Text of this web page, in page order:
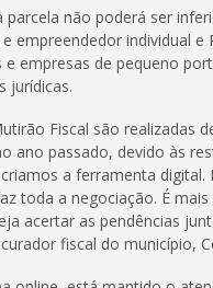
parcela não poderá ser
empreendedor individual e
empresas de pequeno
jurídicas.
Fiscal são realizadas
ano passado, devido às
a ferramenta digital.
toda a negociação. É
acertar as pendências
fiscal do município,